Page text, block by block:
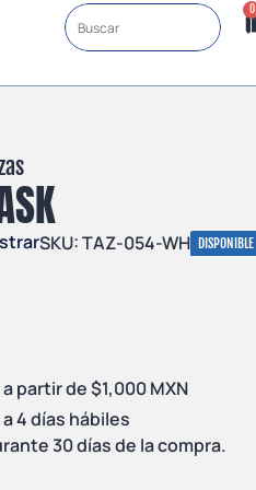
0
SKU: TAZ-054-WH DISPONIBLE
partir de $1,000 MXN
4 días hábiles
30 días de la compra.